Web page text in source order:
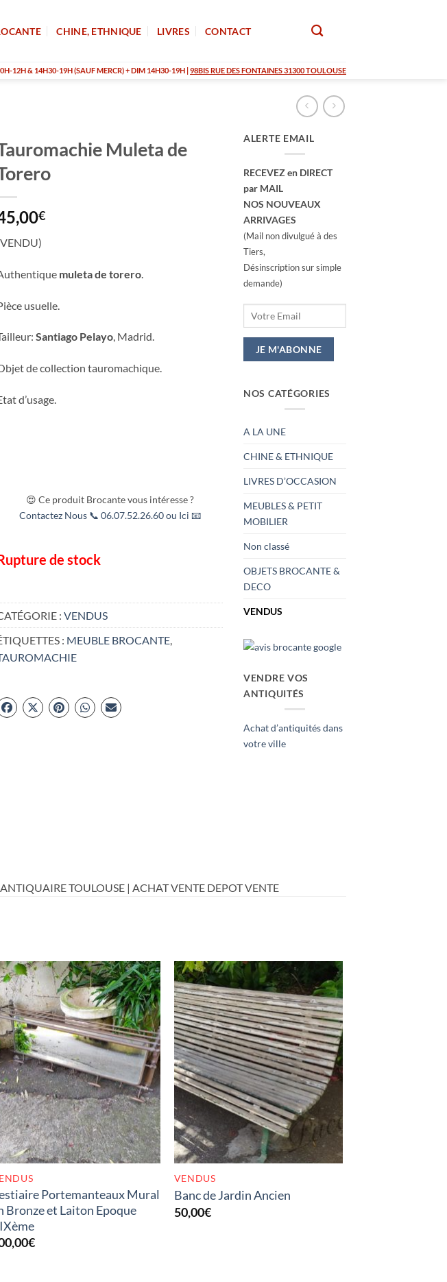
CHINE, ETHNIQUE LIVRES CONTACT
12H & 14H30-19H (SAUF MERCR) + DIM 14H30-19H |98BIS RUE DES FONTAINES 31300 TOULOUSE
Muleta de
€
muleta de torero
usuelle.
Santiago Pelayo, Madrid.
de collection tauromachique.
d’usage.
😍 Ce produit Brocante vous intéresse ?
Contactez Nous 📞 06.07.52.26.60 ou Ici 📧
de stock
: VENDUS
: MEUBLE BROCANTE,
ALERTE EMAIL
RECEVEZ en DIRECT
par MAIL
NOS NOUVEAUX
ARRIVAGES
(Mail non divulgué à des
Tiers,
Désinscription sur simple
demande)
NOS CATÉGORIES
A LA UNE
CHINE & ETHNIQUE
LIVRES D’OCCASION
MEUBLES & PETIT
MOBILIER
Non classé
OBJETS BROCANTE &
DECO
VENDUS
VENDRE VOS
ANTIQUITÉS
Achat d’antiquités dans
votre ville
TOULOUSE | ACHAT VENTE DEPOT VENTE
RUPTURE DE STOCK
Portemanteaux Mural
Bronze et Laiton Epoque
€
RUPTURE DE STOCK
VENDUS
Banc de Jardin Ancien
50,00€